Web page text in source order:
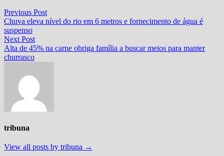
Navegação
de
Post
Previous PostPrevious
post:
Chuva eleva nível do rio em 6 metros e fornecimento de água é
suspenso
Next PostNext
post:
Alta de 45% na carne obriga família a buscar meios para manter
churrasco
tribuna
View all posts by tribuna →